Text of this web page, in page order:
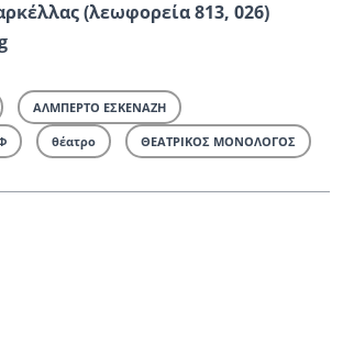
(λεωφορεία 813, 026)
ΑΛΜΠΕΡΤΟ ΕΣΚΕΝΑΖΗ
θέατρο ΘΕΑΤΡΙΚΟΣ ΜΟΝΟΛΟΓΟΣ